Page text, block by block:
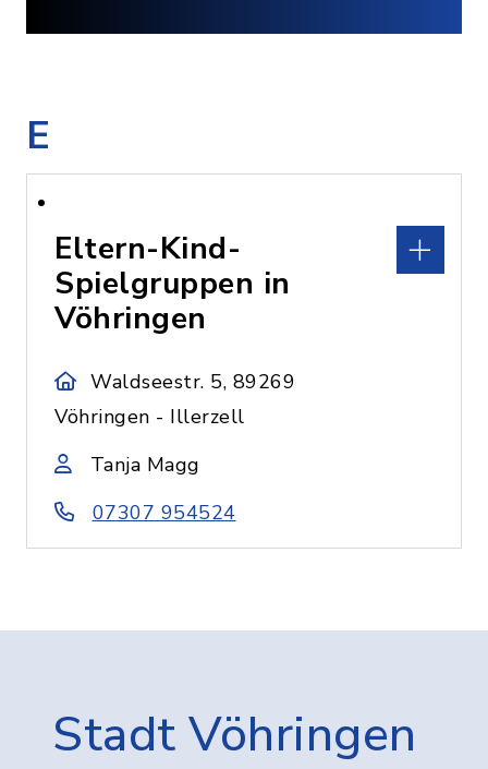
E
Eltern-Kind-
Spielgruppen in
Vöhringen
Waldseestr. 5, 89269
Vöhringen - Illerzell
Tanja Magg
07307 954524
Stadt Vöhringen